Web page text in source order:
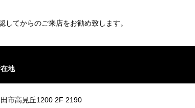
てからのご来店をお勧め致します。
地
市高見丘1200 2F 2190